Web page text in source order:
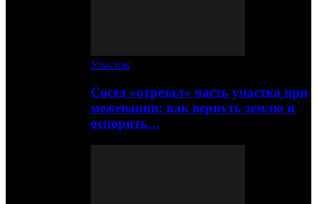
Участок
Сосед «отрезал» часть участка при
межевании: как вернуть землю и
оспорить…